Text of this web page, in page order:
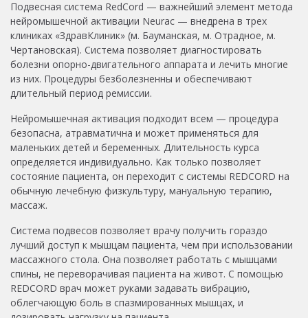
Подвесная система RedCord — важнейший элемент метода
нейромышечной активации Neurac — внедрена в трех
клиниках «ЗдравКлиник» (м. Бауманская, м. Отрадное, м.
Чертановская). Система позволяет диагностировать
болезни опорно-двигательного аппарата и лечить многие
из них. Процедуры безболезненны и обеспечивают
длительный период ремиссии.
Нейромышечная активация подходит всем — процедура
безопасна, атравматична и может применяться для
маленьких детей и беременных. Длительность курса
определяется индивидуально. Как только позволяет
состояние пациента, он переходит с системы REDCORD на
обычную лечебную физкультуру, мануальную терапию,
массаж.
Система подвесов позволяет врачу получить гораздо
лучший доступ к мышцам пациента, чем при использовании
массажного стола. Она позволяет работать с мышцами
спины, не переворачивая пациента на живот. С помощью
REDCORD врач может руками задавать вибрацию,
облегчающую боль в спазмированных мышцах, и